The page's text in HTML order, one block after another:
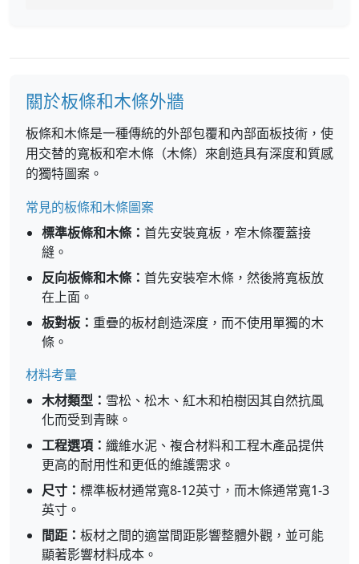
關於板條和木條外牆
板條和木條是一種傳統的外部包覆和內部面板技術，使
用交替的寬板和窄木條（木條）來創造具有深度和質感
的獨特圖案。
常見的板條和木條圖案
標準板條和木條： 首先安裝寬板，窄木條覆蓋接
縫。
反向板條和木條： 首先安裝窄木條，然後將寬板放
在上面。
板對板： 重疊的板材創造深度，而不使用單獨的木
條。
材料考量
木材類型： 雪松、松木、紅木和柏樹因其自然抗風
化而受到青睞。
工程選項： 纖維水泥、複合材料和工程木產品提供
更高的耐用性和更低的維護需求。
尺寸： 標準板材通常寬8-12英寸，而木條通常寬1-3
英寸。
間距： 板材之間的適當間距影響整體外觀，並可能
顯著影響材料成本。